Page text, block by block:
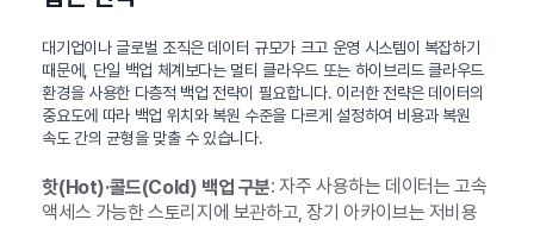
대기업이나 글로벌 조직은 데이터 규모가 크고 운영 시스템이 복잡하기
때문에, 단일 백업 체계보다는 멀티 클라우드 또는 하이브리드 클라우드
환경을 사용한 다층적 백업 전략이 필요합니다. 이러한 전략은 데이터의
중요도에 따라 백업 위치와 복원 수준을 다르게 설정하여 비용과 복원
속도 간의 균형을 맞출 수 있습니다.
핫(Hot)·콜드(Cold) 백업 구분: 자주 사용하는 데이터는 고속
액세스 가능한 스토리지에 보관하고, 장기 아카이브는 저비용